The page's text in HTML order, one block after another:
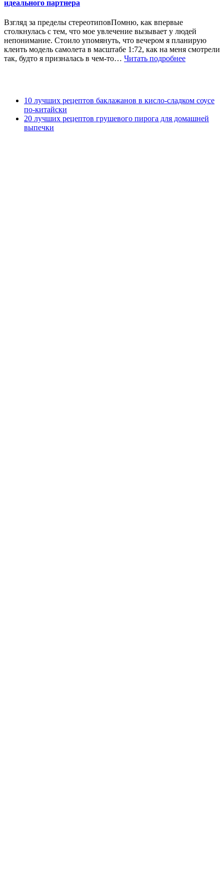
идеального партнера
Взгляд за пределы стереотиповПомню, как впервые
столкнулась с тем, что мое увлечение вызывает у людей
непонимание. Стоило упомянуть, что вечером я планирую
клеить модель самолета в масштабе 1:72, как на меня смотрели
так, будто я призналась в чем-то… Читать подробнее
10 лучших рецептов баклажанов в кисло-сладком соусе
по-китайски
20 лучших рецептов грушевого пирога для домашней
выпечки